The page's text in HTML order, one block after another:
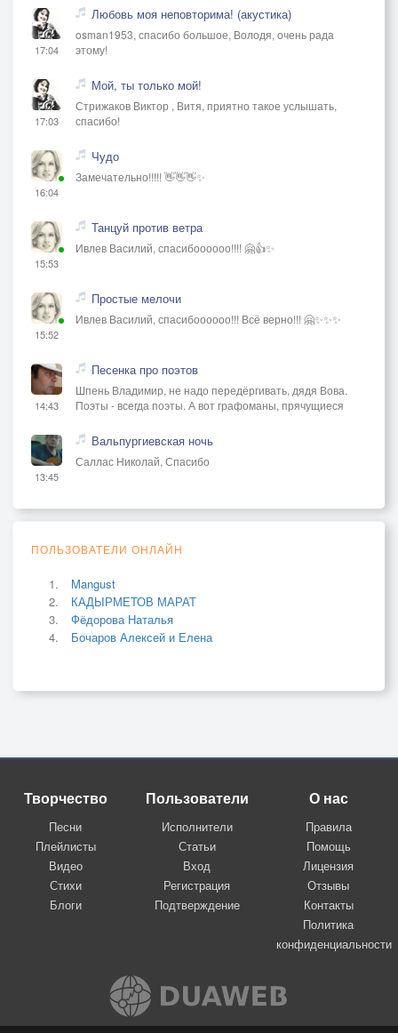
17:04
Любовь моя неповторима! (акустика)
osman1953, спасибо большое, Володя, очень рада
этому!
17:03
Мой, ты только мой!
Стрижаков Виктор , Витя, приятно такое услышать,
спасибо!
16:04
Чудо
Замечательно!!!!! 👋👋👋✨
15:53
Танцуй против ветра
Ивлев Василий, спасибоооооо!!!! 🤗👍✨
15:52
Простые мелочи
Ивлев Василий, спасибоооооо!!! Всё верно!!! 🤗✨✨✨
14:43
Песенка про поэтов
Шпень Владимир, не надо передёргивать, дядя Вова.
Поэты - всегда поэты. А вот графоманы, прячущиеся
13:45
Вальпургиевская ночь
Саллас Николай, Спасибо
ПОЛЬЗОВАТЕЛИ ОНЛАЙН
Mangust
КАДЫРМЕТОВ МАРАТ
Фёдорова Наталья
Бочаров Алексей и Елена
Творчество
Песни
Плейлисты
Видео
Стихи
Блоги
Пользователи
Исполнители
Статьи
Вход
Регистрация
Подтверждение
О нас
Правила
Помощь
Лицензия
Отзывы
Контакты
Политика
конфиденциальности